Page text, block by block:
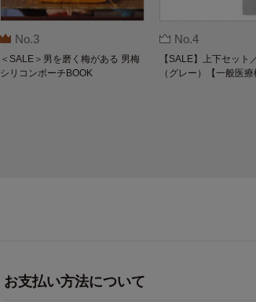
No.3
＜SALE＞男を磨く梅がある 男梅
シリコンポーチBOOK
No.4
【SALE】上下セット
（グレー）【一般医
お支払い方法について